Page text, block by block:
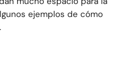
ejemplos de cómo